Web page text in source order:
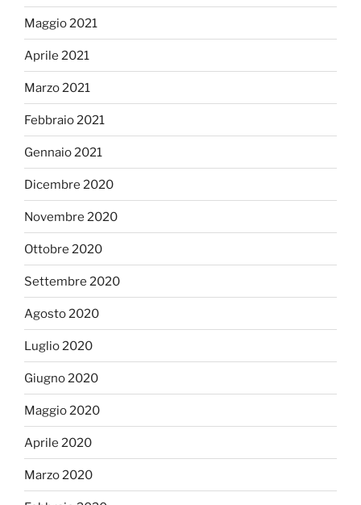
Maggio 2021
Aprile 2021
Marzo 2021
Febbraio 2021
Gennaio 2021
Dicembre 2020
Novembre 2020
Ottobre 2020
Settembre 2020
Agosto 2020
Luglio 2020
Giugno 2020
Maggio 2020
Aprile 2020
Marzo 2020